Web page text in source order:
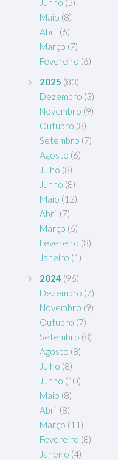
Junho (5)
Maio (8)
Abril (6)
Março (7)
Fevereiro (6)
2025 (83)
Dezembro (3)
Novembro (9)
Outubro (8)
Setembro (7)
Agosto (6)
Julho (8)
Junho (8)
Maio (12)
Abril (7)
Março (6)
Fevereiro (8)
Janeiro (1)
2024 (96)
Dezembro (7)
Novembro (9)
Outubro (7)
Setembro (8)
Agosto (8)
Julho (8)
Junho (10)
Maio (8)
Abril (8)
Março (11)
Fevereiro (8)
Janeiro (4)